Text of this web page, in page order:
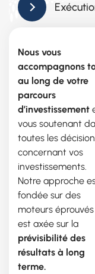
Nous vous
accompagnons
au long de votre
parcours
d’investissement
vous soutenant
toutes les
concernant vos
investissements.
Notre approche
fondée sur des
moteurs
est axée sur la
prévisibilité des
résultats à long
terme.